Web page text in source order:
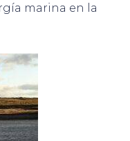
marina en la